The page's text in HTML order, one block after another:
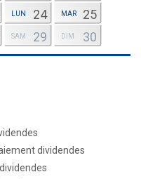
LUN 24 MAR 25
SAM 29 DIM 30
dividendes